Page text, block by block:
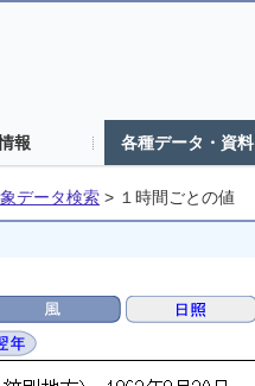
報 各種データ・資料
データ検索 > １時間ごとの値